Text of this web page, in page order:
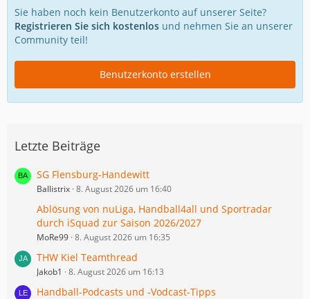
Sie haben noch kein Benutzerkonto auf unserer Seite?
Registrieren Sie sich kostenlos und nehmen Sie an unserer
Community teil!
Benutzerkonto erstellen
Letzte Beiträge
SG Flensburg-Handewitt
Ballistrix 8. August 2026 um 16:40
Ablösung von nuLiga, Handball4all und Sportradar
durch iSquad zur Saison 2026/2027
MoRe99 8. August 2026 um 16:35
THW Kiel Teamthread
Jakob1 8. August 2026 um 16:13
Handball-Podcasts und -Vodcast-Tipps